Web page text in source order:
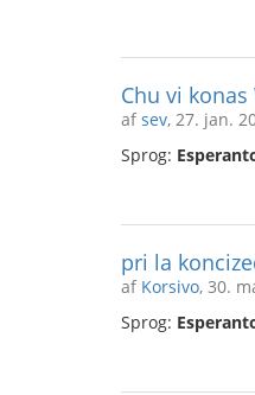
Chu vi
afsev, 27. jan.
Sprog:
pri la
af Korsivo, 30.
Sprog: